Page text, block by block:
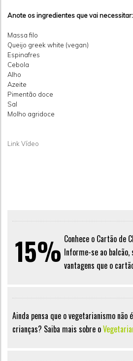
Anote os ingredientes que vai necessitar:
Massa filo
Queijo greek white (vegan)
Espinafres
Cebola
Alho
Azeite
Pimentão doce
Sal
Molho agridoce
Link Vídeo
15% Conhece o Cartão de
Informe-se ao balcão,
vantagens que o
Ainda pensa que o vegetarianismo não
crianças? Saiba mais sobre o